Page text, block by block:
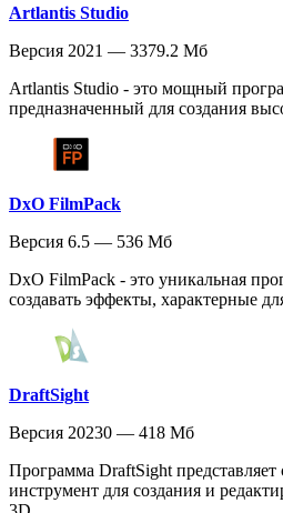
Artlantis Studio
Версия 2021 — 3379.2 Мб
Artlantis Studio - это мощный
предназначенный для создания
DxO FilmPack
Версия 6.5 — 536 Мб
DxO FilmPack - это уникальная
создавать эффекты, характерные
DraftSight
Версия 20230 — 418 Мб
Программа DraftSight
инструмент для создания и